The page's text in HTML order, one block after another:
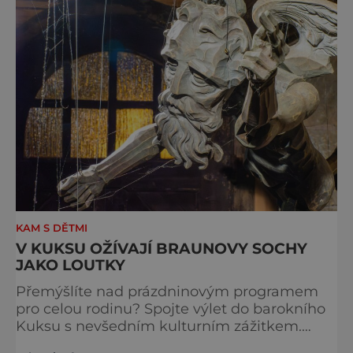
KAM S DĚTMI
V KUKSU OŽÍVAJÍ BRAUNOVY SOCHY
JAKO LOUTKY
Přemýšlíte nad prázdninovým programem
pro celou rodinu? Spojte výlet do barokního
Kuksu s nevšedním kulturním zážitkem.